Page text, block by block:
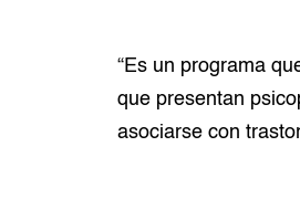
“Es un programa
que presentan
asociarse con